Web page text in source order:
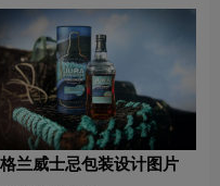
兰威士忌包装设计图片